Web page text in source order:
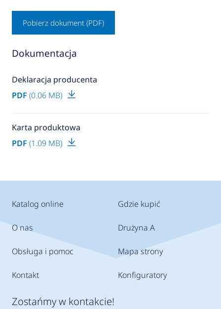
Pobierz dokument (PDF)
Dokumentacja
Deklaracja producenta
PDF (0.06 MB)
Karta produktowa
PDF (1.09 MB)
Katalog online
O nas
Obsługa i pomoc
Kontakt
Gdzie kupić
Drużyna A
Mapa strony
Konfiguratory
Zostańmy w kontakcie!